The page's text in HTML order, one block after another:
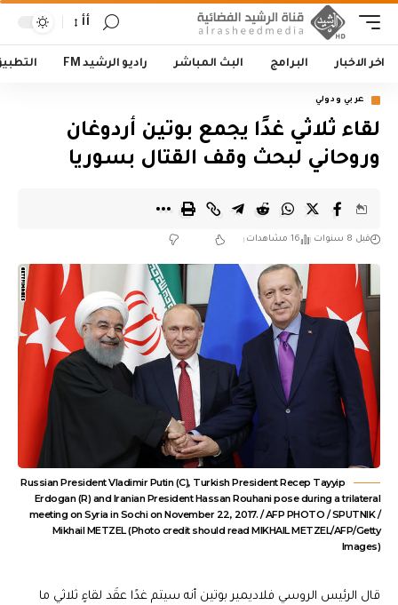
أأ
اخر الاخبار البرامج البث المباشر راديو الرشيد FM
عربي ودولي
لقاء ثلاثي غدًا يجمع بوتين أردوغان
وروحاني لبحث وقف القتال بسوريا
قبل 8 سنوات 16 مشاهدات
Russian President Vladimir Putin (C), Turkish President Recep Tayyip
Erdogan (R) and Iranian President Hassan Rouhani pose during a trilateral
meeting on Syria in Sochi on November 22, 2017. / AFP PHOTO / SPUTNIK /
Mikhail METZEL (Photo credit should read MIKHAIL METZEL/AFP/Getty
Images)
قال الرئيس الروسي فلاديمير بوتين أنه سيتم غدًا عقَد لقاءٍ ثلاثي ما